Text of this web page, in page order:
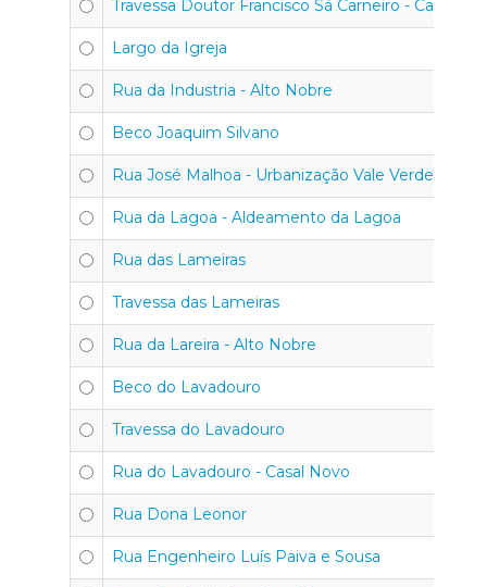
Travessa Doutor Francisco Sá Carneiro - Casais
Largo da Igreja
Rua da Industria - Alto Nobre
Beco Joaquim Silvano
Rua José Malhoa - Urbanização Vale Verde
Rua da Lagoa - Aldeamento da Lagoa
Rua das Lameiras
Travessa das Lameiras
Rua da Lareira - Alto Nobre
Beco do Lavadouro
Travessa do Lavadouro
Rua do Lavadouro - Casal Novo
Rua Dona Leonor
Rua Engenheiro Luís Paiva e Sousa